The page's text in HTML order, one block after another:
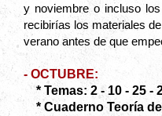
y noviembre o incluso
recibirías los materiales
verano antes de que
- OCTUBRE:
* Temas: 2 - 10 - 25 -
* Cuaderno Teoría